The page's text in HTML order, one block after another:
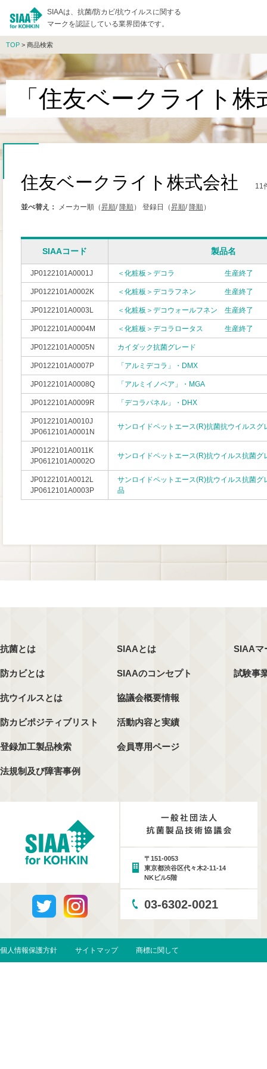
SIAAは、抗菌/防カビ/抗ウイルスに関する
マークを認証している業界団体です。
TOP > 商品検索
「住友ベークライト
住友ベークライト株式会社 11
並べ替え： メーカー順（昇順/ 降順） 登録日（昇順/ 降順）
SIAAコード 製品名
JP0122101A0001J ＜化粧板＞デコラ 生産終了
JP0122101A0002K ＜化粧板＞デコラフネン 生産終了
JP0122101A0003L ＜化粧板＞デコウォールフネン 生産終了
JP0122101A0004M ＜化粧板＞デコラロータス 生産終了
JP0122101A0005N カイダック抗菌グレード
JP0122101A0007P 「アルミデコラ」・DMX
JP0122101A0008Q 「アルミイノベア」・MGA
JP0122101A0009R 「デコラパネル」・DHX
JP0122101A0010J
JP0612101A0001N
サンロイドペットエース(R)抗菌抗ウイルスグ
JP0122101A0011K
JP0612101A0002O
サンロイドペットエース(R)抗ウイルス抗菌グ
JP0122101A0012L
JP0612101A0003P
サンロイドペットエース(R)抗ウイルス抗菌
品
抗菌とは
防カビとは
抗ウイルスとは
防カビポジティブリスト
登録加工製品検索
法規制及び障害事例
SIAAとは
SIAAのコンセプト
協議会概要情報
活動内容と実績
会員専用ページ
SIAAマ
試験事
〒151-0053
東京都渋谷区代々木2-11-14
NKビル5階
03-6302-0021
個人情報保護方針 サイトマップ 商標に関して